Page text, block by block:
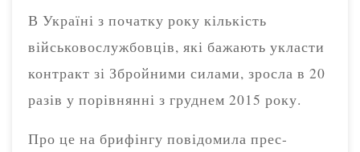
В Україні з початку року кількість
військовослужбовців, які бажають укласти
контракт зі Збройними силами, зросла в 20
разів у порівнянні з груднем 2015 року.
Про це на брифінгу повідомила прес-